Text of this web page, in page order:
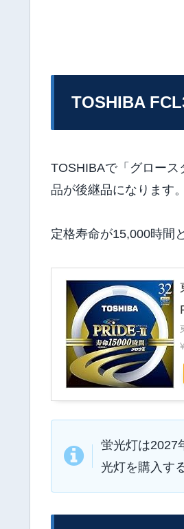
TOSHIBA
TOSHIBAで「グロー
品が後継品になります。
定格寿命が15,000時間
蛍光灯は2027
光灯を購入す